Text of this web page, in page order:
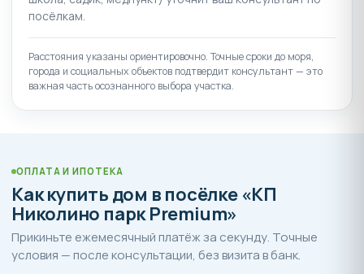
Подготовка для видео домофона
Купить дом в поселке Николино парк Premium вы
можете за наличный расчет или с помощью ипотеки.
Возможен Trade-in на квартиры в актуальных жилых
комплексах в качестве первоначального взноса.
комплекс социальной инфраструктуры и жизнь в
Для того, чтобы купить дом в Краснодарском крае
без комиссий и переплат, звоните в отдел продаж
"Ассоциации застройщиков". Наши специалисты
посёлкам.
Расстояния указаны ориентировочно. Точные сроки до моря,
города и социальных объектов подтвердит консультант — это
важная часть осознанного выбора участка.
ОПЛАТА И ИПОТЕКА
Как купить дом в посёлке «КП
Николино парк Premium»
Прикиньте ежемесячный платёж за секунду. Точные
условия — после консультации, без визита в банк.